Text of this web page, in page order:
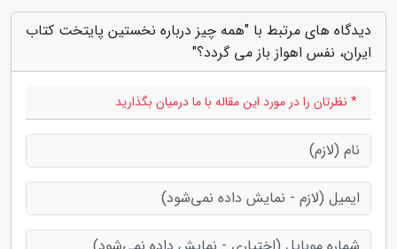
دیدگاه های مرتبط با "همه چیز درباره نخستین پایتخت کتاب
ایران، نفس اهواز باز می گردد؟"
* نظرتان را در مورد این مقاله با ما درمیان بگذارید